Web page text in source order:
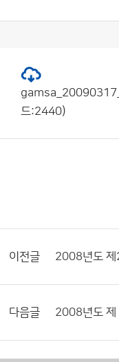
드:2440)
이전글 2008년도 제
다음글